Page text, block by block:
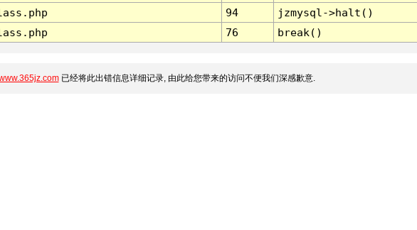
94
jzmysql->halt()
76 break()
已经将此出错信息详细记录, 由此给您带来的访问不便我们深感歉意.